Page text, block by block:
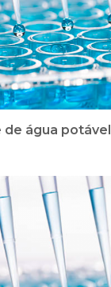
de água potável